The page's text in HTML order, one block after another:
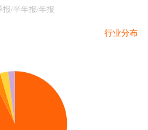
报/半年报/年报
行业分布